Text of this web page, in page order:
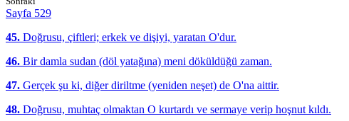
Sayfa 529
45. Doğrusu, çiftleri; erkek ve dişiyi, yaratan O'dur.
46. Bir damla sudan (döl yatağına) meni döküldüğü zaman.
47. Gerçek şu ki, diğer diriltme (yeniden neşet) de O'na aittir.
48. Doğrusu, muhtaç olmaktan O kurtardı ve sermaye verip hoşnut kıldı.